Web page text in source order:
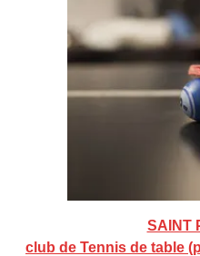
SAINT
club de Tennis de table